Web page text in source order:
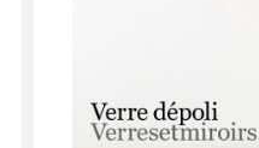
BOUTONS ET POIGNÉES